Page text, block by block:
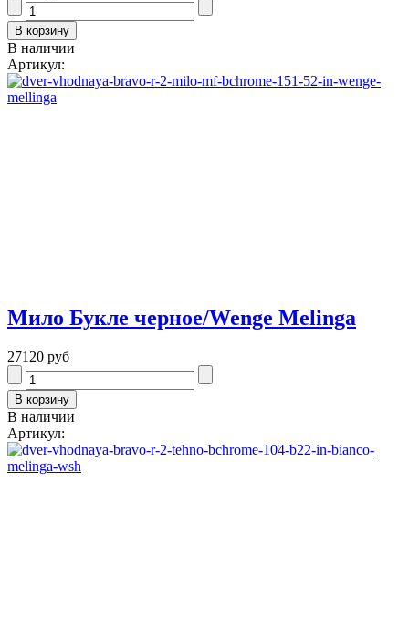
В наличии
Артикул:
Мило Букле черное/Wenge Melinga
27120 руб
В наличии
Артикул: